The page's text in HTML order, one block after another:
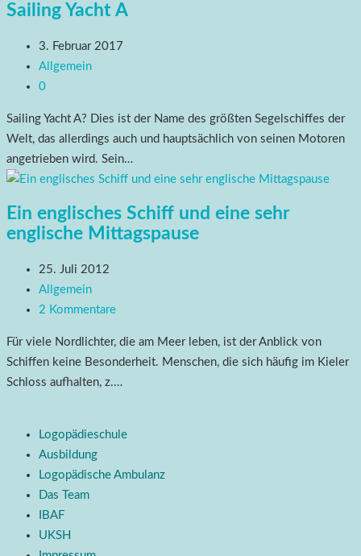
Sailing Yacht A
3. Februar 2017
Allgemein
0
Sailing Yacht A? Dies ist der Name des größten Segelschiffes der
Welt, das allerdings auch und hauptsächlich von seinen Motoren
angetrieben wird. Sein…
Ein englisches Schiff und eine sehr
englische Mittagspause
25. Juli 2012
Allgemein
2 Kommentare
Für viele Nordlichter, die am Meer leben, ist der Anblick von
Schiffen keine Besonderheit. Menschen, die sich häufig im Kieler
Schloss aufhalten, z.…
Logopädieschule
Ausbildung
Logopädische Ambulanz
Das Team
IBAF
UKSH